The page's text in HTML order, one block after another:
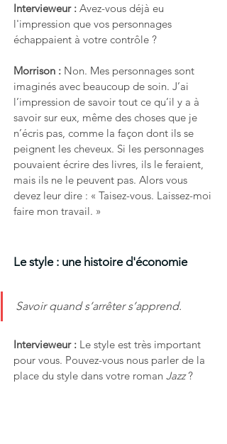
Intervieweur : Avez-vous déjà eu
l'impression que vos personnages
échappaient à votre contrôle ?
Morrison : Non. Mes personnages sont
imaginés avec beaucoup de soin. J’ai
l’impression de savoir tout ce qu’il y a à
savoir sur eux, même des choses que je
n’écris pas, comme la façon dont ils se
peignent les cheveux. Si les personnages
pouvaient écrire des livres, ils le feraient,
mais ils ne le peuvent pas. Alors vous
devez leur dire : « Taisez-vous. Laissez-moi
faire mon travail. »
Le style : une histoire d'économie
Savoir quand s’arrêter s’apprend.
Intervieweur : Le style est très important
pour vous. Pouvez-vous nous parler de la
place du style dans votre roman Jazz ?